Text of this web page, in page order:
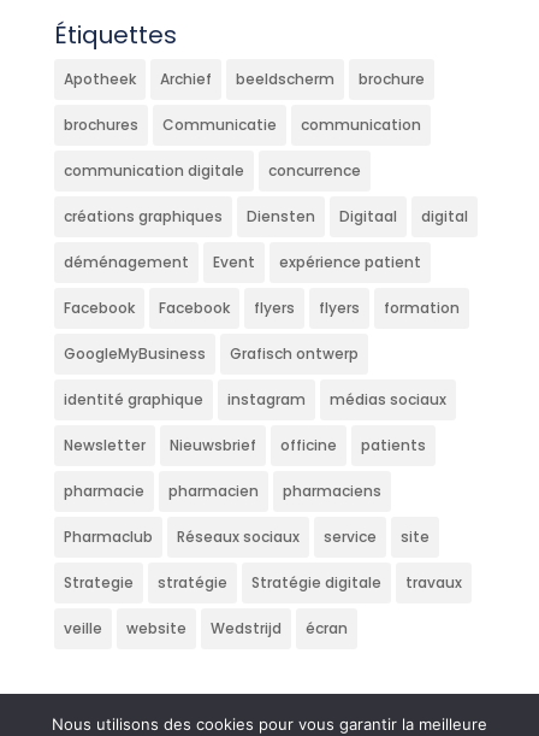
Étiquettes
Apotheek Archief beeldscherm brochure
brochures Communicatie communication
communication digitale concurrence
créations graphiques Diensten Digitaal digital
déménagement Event expérience patient
Facebook Facebook flyers flyers formation
GoogleMyBusiness Grafisch ontwerp
identité graphique instagram médias sociaux
Newsletter Nieuwsbrief officine patients
pharmacie pharmacien pharmaciens
Pharmaclub Réseaux sociaux service site
Strategie stratégie Stratégie digitale travaux
veille website Wedstrijd écran
Nous utilisons des cookies pour vous garantir la meilleure